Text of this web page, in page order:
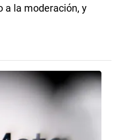
a la moderación, y